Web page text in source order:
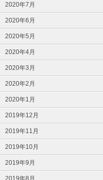
2020年7月
2020年6月
2020年5月
2020年4月
2020年3月
2020年2月
2020年1月
2019年12月
2019年11月
2019年10月
2019年9月